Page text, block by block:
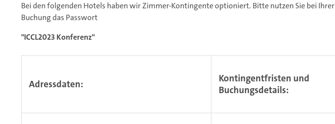
Bei den folgenden Hotels haben wir Zimmer-Kontingente optioniert. Bitte nutzen Sie bei Ihrer
Buchung das Passwort
"ICCL2023 Konferenz"
Adressdaten:
Kontingentfristen und
Buchungsdetails: